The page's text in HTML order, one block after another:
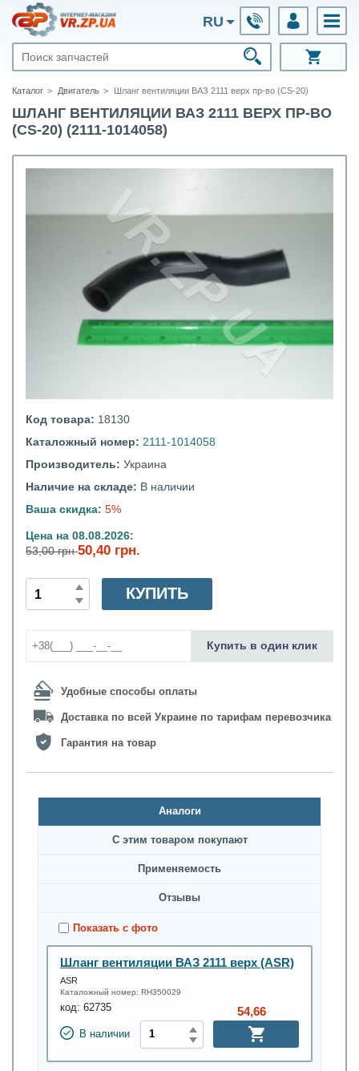
RU
Каталог Двигатель Шланг вентиляции ВАЗ 2111 верх пр-во (CS-20)
ШЛАНГ ВЕНТИЛЯЦИИ ВАЗ 2111 ВЕРХ ПР-ВО
(CS-20) (2111-1014058)
Код товара: 18130
Каталожный номер: 2111-1014058
Производитель: Украина
Наличие на складе: В наличии
Ваша скидка: 5%
Цена на 08.08.2026:
53,00 грн50,40 грн.
Удобные способы оплаты
Доставка по всей Украине по тарифам перевозчика
Гарантия на товар
КУПИТЬ
Купить в один клик
Аналоги
С этим товаром покупают
Применяемость
Oтзывы
Показать с фото
Шланг вентиляции ВАЗ 2111 верх (ASR)
ASR
Каталожный номер: RH350029
код: 62735
В наличии
54,66